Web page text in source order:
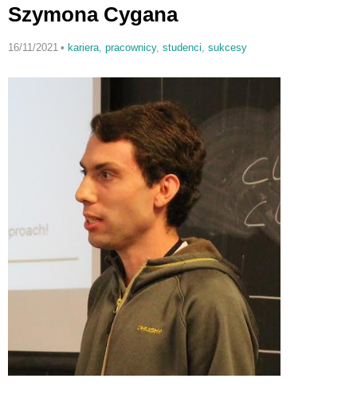
Szymona Cygana
16/11/2021 • kariera, pracownicy, studenci, sukcesy